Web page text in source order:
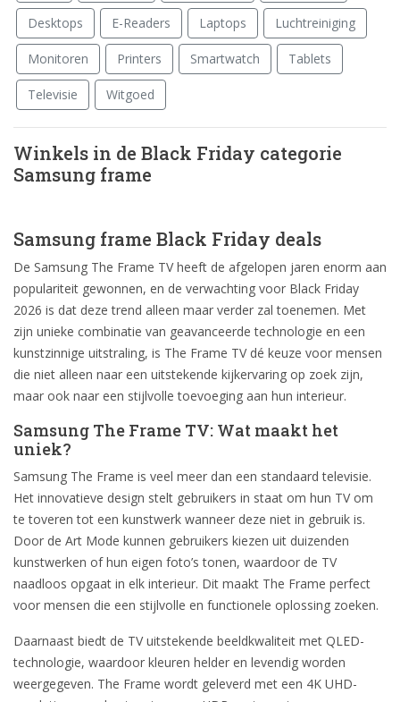
Desktops E-Readers Laptops Luchtreiniging
Monitoren Printers Smartwatch Tablets
Televisie Witgoed
Winkels in de Black Friday categorie
Samsung frame
Samsung frame Black Friday deals
De Samsung The Frame TV heeft de afgelopen jaren enorm aan
populariteit gewonnen, en de verwachting voor Black Friday
2026 is dat deze trend alleen maar verder zal toenemen. Met
zijn unieke combinatie van geavanceerde technologie en een
kunstzinnige uitstraling, is The Frame TV dé keuze voor mensen
die niet alleen naar een uitstekende kijkervaring op zoek zijn,
maar ook naar een stijlvolle toevoeging aan hun interieur.
Samsung The Frame TV: Wat maakt het
uniek?
Samsung The Frame is veel meer dan een standaard televisie.
Het innovatieve design stelt gebruikers in staat om hun TV om
te toveren tot een kunstwerk wanneer deze niet in gebruik is.
Door de Art Mode kunnen gebruikers kiezen uit duizenden
kunstwerken of hun eigen foto’s tonen, waardoor de TV
naadloos opgaat in elk interieur. Dit maakt The Frame perfect
voor mensen die een stijlvolle en functionele oplossing zoeken.
Daarnaast biedt de TV uitstekende beeldkwaliteit met QLED-
technologie, waardoor kleuren helder en levendig worden
weergegeven. The Frame wordt geleverd met een 4K UHD-